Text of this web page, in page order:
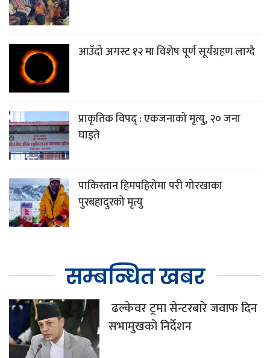
आउँदो अगस्ट १२ मा विशेष पूर्ण सूर्यग्रहण लाग्दै
प्राकृतिक विपद् : एकजनाको मृत्यु, २० जना
घाइते
पाकिस्तान हिमपहिरोमा परी गोरखाका
पुरबहादुरको मृत्यु
सम्बन्धित खबर
ढल्केवर ट्रमा सेन्टरबारे जवाफ दिन
सभामुखको निर्देशन